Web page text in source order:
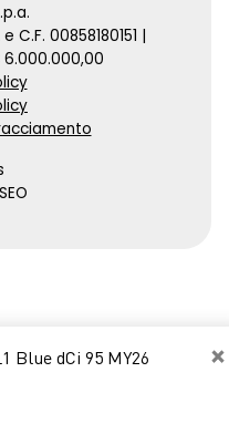
×
Blue dCi 95 MY26
C.F. 00858180151 |